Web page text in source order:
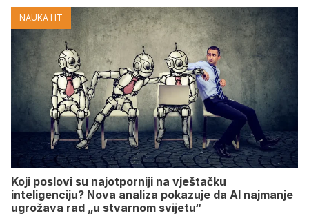
NAUKA I IT
Koji poslovi su najotporniji na vještačku
inteligenciju? Nova analiza pokazuje da AI najmanje
ugrožava rad „u stvarnom svijetu“